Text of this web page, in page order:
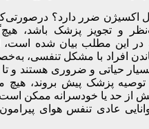
اکسیژن ضرر دارد؟
و تجویز پزشک باشد،
در این مطلب بیان شده است،
افراد با مشکل تنفسی،
حیاتی و ضروری هستند و
توصیه پزشک پیش بروند، هیچ
از حد یا خودسرانه ممکن است
عادی تنفس هوای